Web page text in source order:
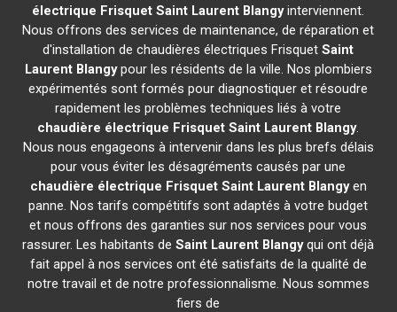
électrique Frisquet Saint Laurent Blangyinterviennent.
Nous offrons des services de maintenance, de réparation et
d'installation de chaudières électriques FrisquetSaint
Laurent Blangypour les résidents de la ville. Nos plombiers
expérimentés sont formés pour diagnostiquer et résoudre
rapidement les problèmes techniques liés à votre
chaudière électrique Frisquet Saint Laurent Blangy.
Nous nous engageons à intervenir dans les plus brefs délais
pour vous éviter les désagréments causés par une
chaudière électrique Frisquet Saint Laurent Blangyen
panne. Nos tarifs compétitifs sont adaptés à votre budget
et nous offrons des garanties sur nos services pour vous
rassurer. Les habitants deSaint Laurent Blangyqui ont déjà
fait appel à nos services ont été satisfaits de la qualité de
notre travail et de notre professionnalisme. Nous sommes
fiers de